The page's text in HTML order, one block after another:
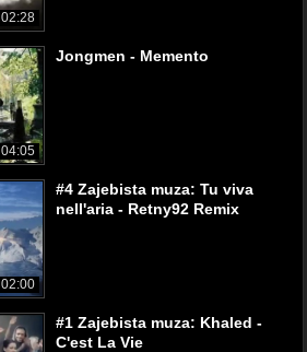
02:28
04:05
Jongmen - Memento
02:00
#4 Zajebista muza: Tu viva
nell'aria - Retny92 Remix
#1 Zajebista muza: Khaled -
C'est La Vie